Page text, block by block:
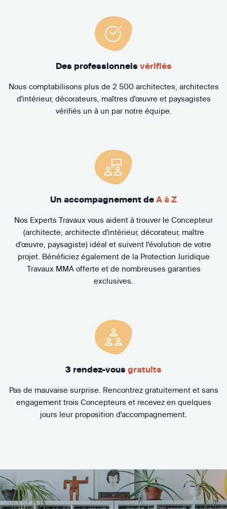
Des professionnels vérifiés
Nous comptabilisons plus de 2 500 architectes, architectes
d'intérieur, décorateurs, maîtres d'œuvre et paysagistes
vérifiés un à un par notre équipe.
Un accompagnement de A à Z
Nos Experts Travaux vous aident à trouver le Concepteur
(architecte, architecte d'intérieur, décorateur, maître
d'œuvre, paysagiste) idéal et suivent l'évolution de votre
projet. Bénéficiez également de la Protection Juridique
Travaux MMA offerte et de nombreuses garanties
exclusives.
3 rendez-vous gratuits
Pas de mauvaise surprise. Rencontrez gratuitement et sans
engagement trois Concepteurs et recevez en quelques
jours leur proposition d'accompagnement.